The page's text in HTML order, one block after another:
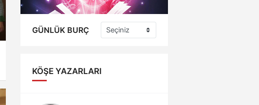
GÜNLÜK BURÇ
KÖŞE YAZARLARI